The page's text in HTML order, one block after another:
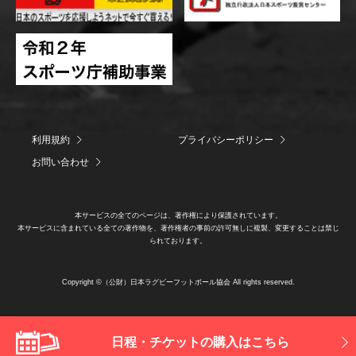
日程・チケットの購入はこちら
利用規約
プライバシーポリシー
お問い合わせ
本サービスの全てのページは、著作権により保護されています。
本サービスに含まれている全ての著作物を、著作権者の事前の許可無しに複製、変更することは禁じ
られております。
Copyright ©（公財）日本ラグビーフットボール協会 All rights reserved.